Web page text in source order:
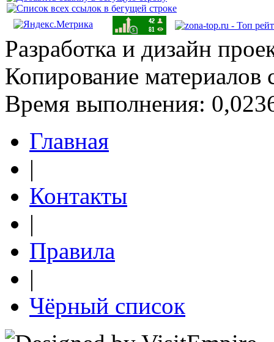
Разработка и дизайн
Копирование материалов
Время выполнения:
Главная
|
Контакты
|
Правила
|
Чёрный список